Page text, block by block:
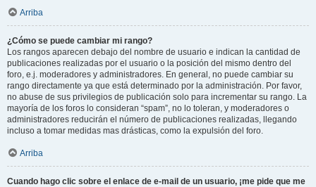
Arriba
¿Cómo se puede cambiar mi rango?
Los rangos aparecen debajo del nombre de usuario e indican la cantidad de
publicaciones realizadas por el usuario o la posición del mismo dentro del
foro, e.j. moderadores y administradores. En general, no puede cambiar su
rango directamente ya que está determinado por la administración. Por favor,
no abuse de sus privilegios de publicación solo para incrementar su rango. La
mayoría de los foros lo consideran “spam”, no lo toleran, y moderadores o
administradores reducirán el número de publicaciones realizadas, llegando
incluso a tomar medidas mas drásticas, como la expulsión del foro.
Arriba
Cuando hago clic sobre el enlace de e-mail de un usuario, ¡me pide que me